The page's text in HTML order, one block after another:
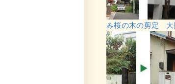
み桜の木の剪定 大